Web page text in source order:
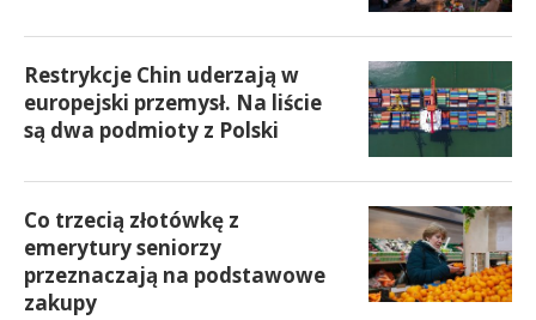
Restrykcje Chin uderzają w
europejski przemysł. Na liście
są dwa podmioty z Polski
Co trzecią złotówkę z
emerytury seniorzy
przeznaczają na podstawowe
zakupy